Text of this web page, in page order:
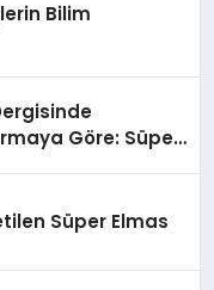
Bilim
Göre: Süper
Süper Elmas